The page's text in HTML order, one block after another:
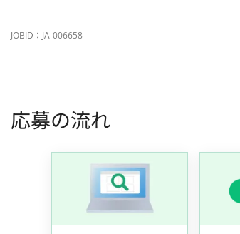
JOBID：JA-006658
応募の流れ